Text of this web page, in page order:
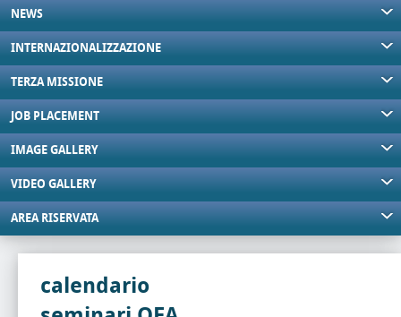
NEWS
INTERNAZIONALIZZAZIONE
TERZA MISSIONE
JOB PLACEMENT
IMAGE GALLERY
VIDEO GALLERY
AREA RISERVATA
calendario